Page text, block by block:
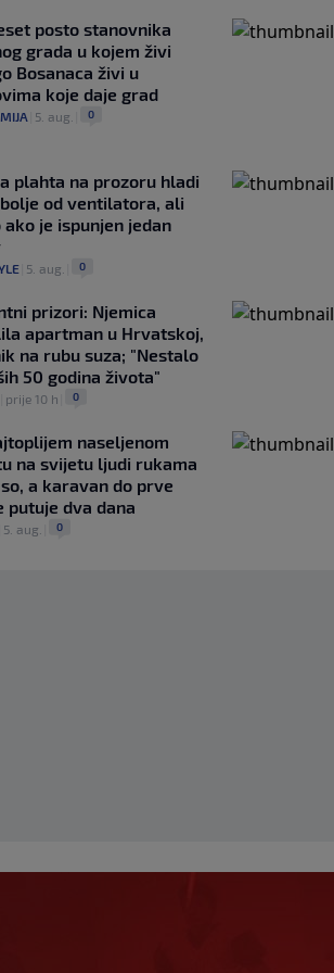
posto stanovnika
grada u kojem živi
Bosanaca živi u
koje daje grad
5. aug. 0
plahta na prozoru hladi
od ventilatora, ali
ako je ispunjen jedan
5. aug. 0
prizori: Njemica
apartman u Hrvatskoj,
na rubu suza; "Nestalo
50 godina života"
prije 10 h 0
naseljenom
na svijetu ljudi rukama
a karavan do prve
putuje dva dana
5. aug. 0
sa velikom "težinom"